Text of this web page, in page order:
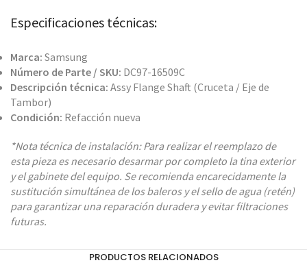
Especificaciones técnicas:
Marca: Samsung
Número de Parte / SKU: DC97-16509C
Descripción técnica: Assy Flange Shaft (Cruceta / Eje de
Tambor)
Condición: Refacción nueva
*Nota técnica de instalación: Para realizar el reemplazo de
esta pieza es necesario desarmar por completo la tina exterior
y el gabinete del equipo. Se recomienda encarecidamente la
sustitución simultánea de los baleros y el sello de agua (retén)
para garantizar una reparación duradera y evitar filtraciones
futuras.
PRODUCTOS RELACIONADOS